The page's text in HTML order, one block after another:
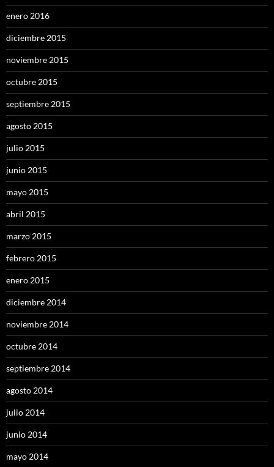
enero 2016
diciembre 2015
noviembre 2015
octubre 2015
septiembre 2015
agosto 2015
julio 2015
junio 2015
mayo 2015
abril 2015
marzo 2015
febrero 2015
enero 2015
diciembre 2014
noviembre 2014
octubre 2014
septiembre 2014
agosto 2014
julio 2014
junio 2014
mayo 2014